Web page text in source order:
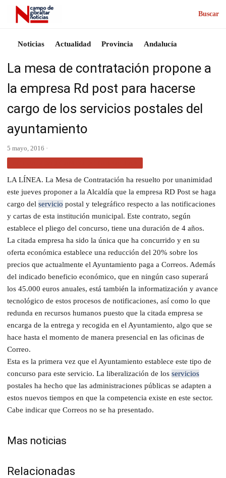
Buscar
Noticias Actualidad Provincia Andalucía
La mesa de contratación propone a
la empresa Rd post para hacerse
cargo de los servicios postales del
ayuntamiento
5 mayo, 2016 ·
LA LÍNEA. La Mesa de Contratación ha resuelto por unanimidad
este jueves proponer a la Alcaldía que la empresa RD Post se haga
cargo del servicio postal y telegráfico respecto a las notificaciones
y cartas de esta institución municipal. Este contrato, según
establece el pliego del concurso, tiene una duración de 4 años.
La citada empresa ha sido la única que ha concurrido y en su
oferta económica establece una reducción del 20% sobre los
precios que actualmente el Ayuntamiento paga a Correos. Además
del indicado beneficio económico, que en ningún caso superará
los 45.000 euros anuales, está también la informatización y avance
tecnológico de estos procesos de notificaciones, así como lo que
redunda en recursos humanos puesto que la citada empresa se
encarga de la entrega y recogida en el Ayuntamiento, algo que se
hace hasta el momento de manera presencial en las oficinas de
Correo.
Esta es la primera vez que el Ayuntamiento establece este tipo de
concurso para este servicio. La liberalización de los servicios
postales ha hecho que las administraciones públicas se adapten a
estos nuevos tiempos en que la competencia existe en este sector.
Cabe indicar que Correos no se ha presentado.
Mas noticias
Relacionadas